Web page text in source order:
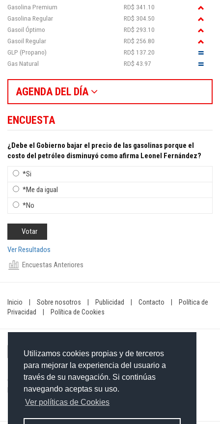
Utilizamos cookies propias y de terceros
para mejorar la experiencia del usuario a
través de su navegación. Si continúas
navegando aceptas su uso.
Ver políticas de Cookies
Gasolina Premium
RD$ 341.10
Gasolina Regular
RD$ 304.50
Gasoil Óptimo
RD$ 293.10
Gasoil Regular
RD$ 256.80
GLP (Propano)
RD$ 137.20
Gas Natural
RD$ 43.97
AGENDA DEL DÍA
ENCUESTA
¿Debe el Gobierno bajar el precio de las gasolinas porque el
costo del petróleo disminuyó como afirma Leonel Fernández?
*Si
*Me da igual
*No
Ver Resultados
Encuestas Anteriores
Inicio Sobre nosotros Publicidad Contacto
Política de
Privacidad
Política de Cookies
Contacto: 849-754-4472
Email:redaccionxtra@gmail.com/ redaccionextra@gmail.com